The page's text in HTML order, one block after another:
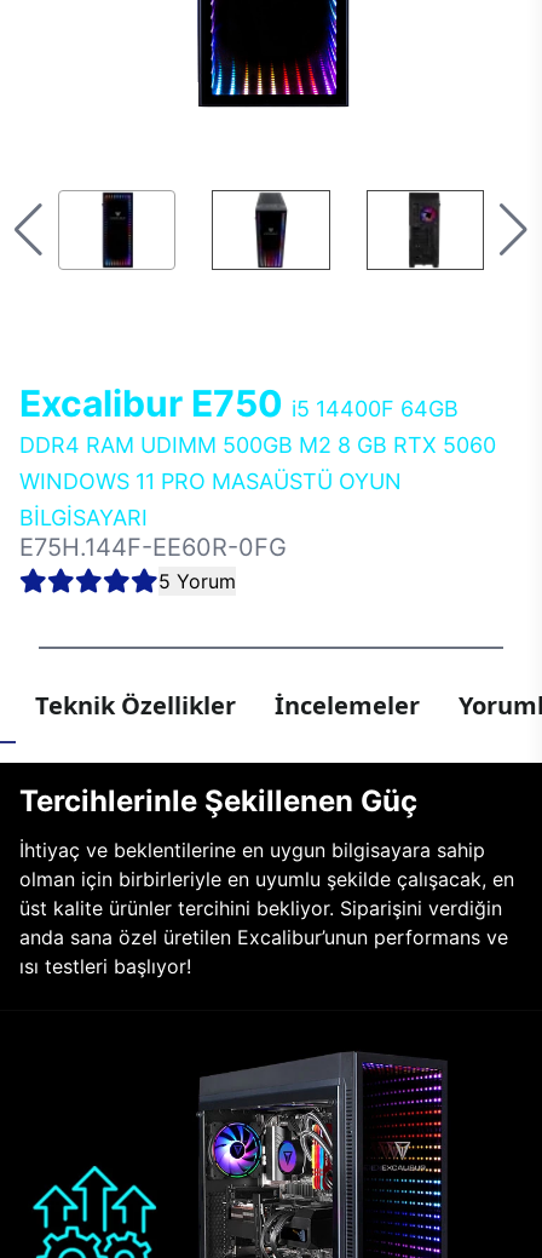
Excalibur E750 i5 14400F 64GB
DDR4 RAM UDIMM 500GB M2 8 GB RTX 5060
WINDOWS 11 PRO MASAÜSTÜ OYUN
BİLGİSAYARI
E75H.144F-EE60R-0FG
5 Yorum
Teknik Özellikler İncelemeler
Tercihlerinle Şekillenen Güç
İhtiyaç ve beklentilerine en uygun bilgisayara sahip
olman için birbirleriyle en uyumlu şekilde çalışacak, en
üst kalite ürünler tercihini bekliyor. Siparişini verdiğin
anda sana özel üretilen Excalibur’unun performans ve
ısı testleri başlıyor!